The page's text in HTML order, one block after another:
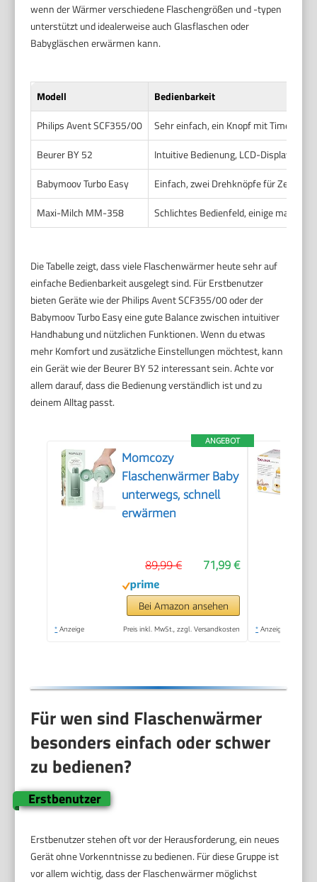
wenn der Wärmer verschiedene Flaschengrößen und -typen
unterstützt und idealerweise auch Glasflaschen oder
Babygläschen erwärmen kann.
Modell
Bedienbarkeit
Philips Avent SCF355/00
Sehr einfach, ein Knopf mit Timer
Beurer BY 52
Intuitive Bedienung, LCD-Display mit
Babymoov Turbo Easy
Einfach, zwei Drehknöpfe für Zeit und
Maxi-Milch MM-358
Schlichtes Bedienfeld, einige
Die Tabelle zeigt, dass viele Flaschenwärmer heute sehr auf
einfache Bedienbarkeit ausgelegt sind. Für Erstbenutzer
bieten Geräte wie der Philips Avent SCF355/00 oder der
Babymoov Turbo Easy eine gute Balance zwischen intuitiver
Handhabung und nützlichen Funktionen. Wenn du etwas
mehr Komfort und zusätzliche Einstellungen möchtest, kann
ein Gerät wie der Beurer BY 52 interessant sein. Achte vor
allem darauf, dass die Bedienung verständlich ist und zu
deinem Alltag passt.
ANGEBOT
Momcozy
Flaschenwärmer Baby
unterwegs, schnell
erwärmen
71,99 €
89,99 €
Bei Amazon ansehen
* Anzeige Preis inkl. MwSt., zzgl. Versandkosten * Anzeige
Für wen sind Flaschenwärmer
besonders einfach oder schwer
zu bedienen?
Erstbenutzer
Erstbenutzer stehen oft vor der Herausforderung, ein neues
Gerät ohne Vorkenntnisse zu bedienen. Für diese Gruppe ist
vor allem wichtig, dass der Flaschenwärmer möglichst